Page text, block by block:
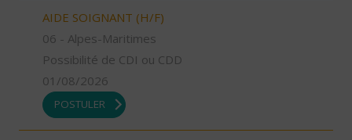
AIDE SOIGNANT (H/F)
06 - Alpes-Maritimes
Possibilité de CDI ou CDD
01/08/2026
POSTULER